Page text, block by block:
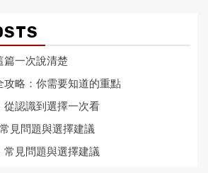
篇一次說清楚
攻略：你需要知道的重點
從認識到選擇一次看
見問題與選擇建議
常見問題與選擇建議